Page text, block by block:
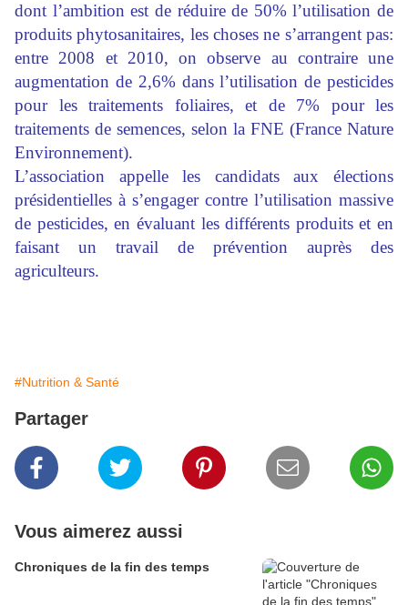
dont l’ambition est de réduire de 50% l’utilisation de
produits phytosanitaires, les choses ne s’arrangent pas:
entre 2008 et 2010, on observe au contraire une
augmentation de 2,6% dans l’utilisation de pesticides
pour les traitements foliaires, et de 7% pour les
traitements de semences, selon la FNE (France Nature
Environnement).
L’association appelle les candidats aux élections
présidentielles à s’engager contre l’utilisation massive
de pesticides, en évaluant les différents produits et en
faisant un travail de prévention auprès des
agriculteurs.
#Nutrition & Santé
Partager
Vous aimerez aussi
Chroniques de la fin des temps